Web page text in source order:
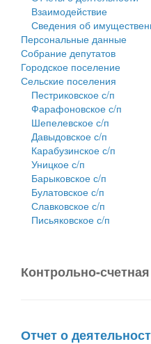
Взаимодействие
Сведения об
Персональные данные
Собрание депутатов
Городское поселение
Сельские поселения
Пестриковское с/п
Фарафоновское с/п
Шепелевское с/п
Давыдовское с/п
Карабузинское с/п
Уницкое с/п
Барыковское с/п
Булатовское с/п
Славковское с/п
Письяковское с/п
Контрольно-
Отчет о